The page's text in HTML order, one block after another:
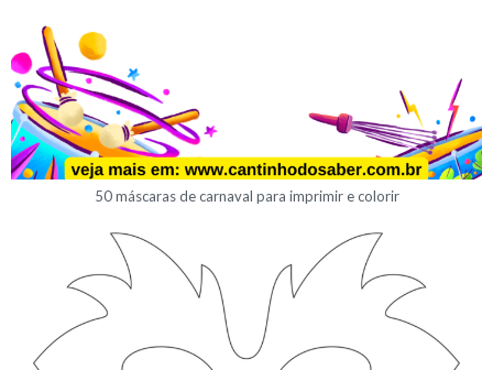
50 máscaras de carnaval para imprimir e colorir